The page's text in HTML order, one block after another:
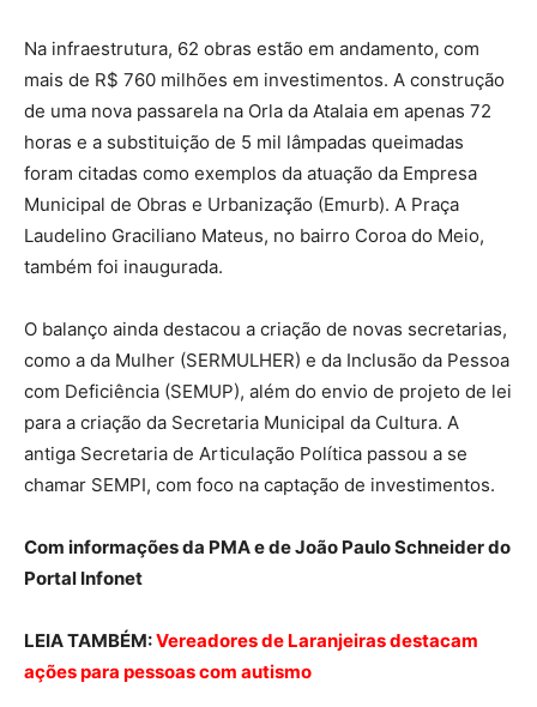
Na infraestrutura, 62 obras estão em andamento, com
mais de R$ 760 milhões em investimentos. A construção
de uma nova passarela na Orla da Atalaia em apenas 72
horas e a substituição de 5 mil lâmpadas queimadas
foram citadas como exemplos da atuação da Empresa
Municipal de Obras e Urbanização (Emurb). A Praça
Laudelino Graciliano Mateus, no bairro Coroa do Meio,
também foi inaugurada.
O balanço ainda destacou a criação de novas secretarias,
como a da Mulher (SERMULHER) e da Inclusão da Pessoa
com Deficiência (SEMUP), além do envio de projeto de lei
para a criação da Secretaria Municipal da Cultura. A
antiga Secretaria de Articulação Política passou a se
chamar SEMPI, com foco na captação de investimentos.
Com informações da PMA e de João Paulo Schneider do
Portal Infonet
LEIA TAMBÉM:Vereadores de Laranjeiras destacam
ações para pessoas com autismo